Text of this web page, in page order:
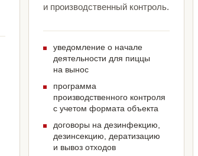
и производственный контроль.
уведомление о начале
деятельности для пиццы
на вынос
программа
производственного контроля
с учетом формата объекта
договоры на дезинфекцию,
дезинсекцию, дератизацию
и вывоз отходов